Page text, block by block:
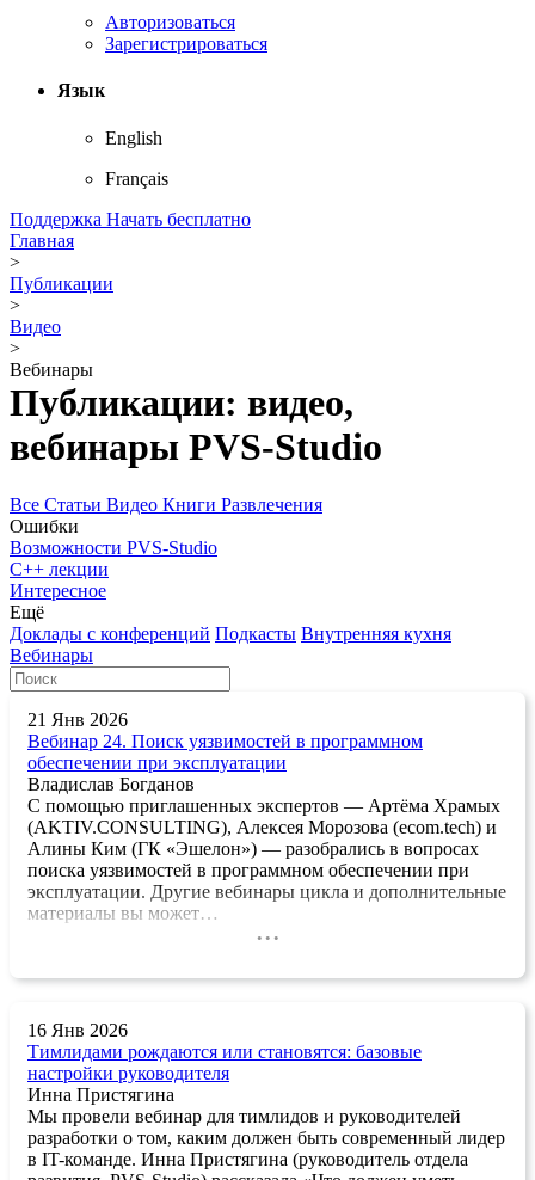
Авторизоваться
Зарегистрироваться
Язык
English
Français
Поддержка Начать бесплатно
Главная
>
Публикации
>
Видео
>
Вебинары
Публикации: видео,
вебинары PVS-Studio
Все Статьи Видео Книги Развлечения
Ошибки
Возможности PVS-Studio
С++ лекции
Интересное
Ещё
Доклады с конференций Подкасты Внутренняя кухня
Вебинары
21 Янв 2026
Вебинар 24. Поиск уязвимостей в программном
обеспечении при эксплуатации
Владислав Богданов
С помощью приглашенных экспертов — Артёма Храмых
(AKTIV.CONSULTING), Алексея Морозова (ecom.tech) и
Алины Ким (ГК «Эшелон») — разобрались в вопросах
поиска уязвимостей в программном обеспечении при
эксплуатации. Другие вебинары цикла и дополнительные
материалы вы может…
...
16 Янв 2026
Тимлидами рождаются или становятся: базовые
настройки руководителя
Инна Пристягина
Мы провели вебинар для тимлидов и руководителей
разработки о том, каким должен быть современный лидер
в IT-команде. Инна Пристягина (руководитель отдела